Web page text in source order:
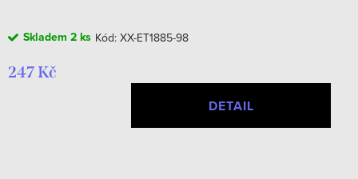
Skladem 2 ks Kód: XX-ET1885-98
247 Kč
DETAIL